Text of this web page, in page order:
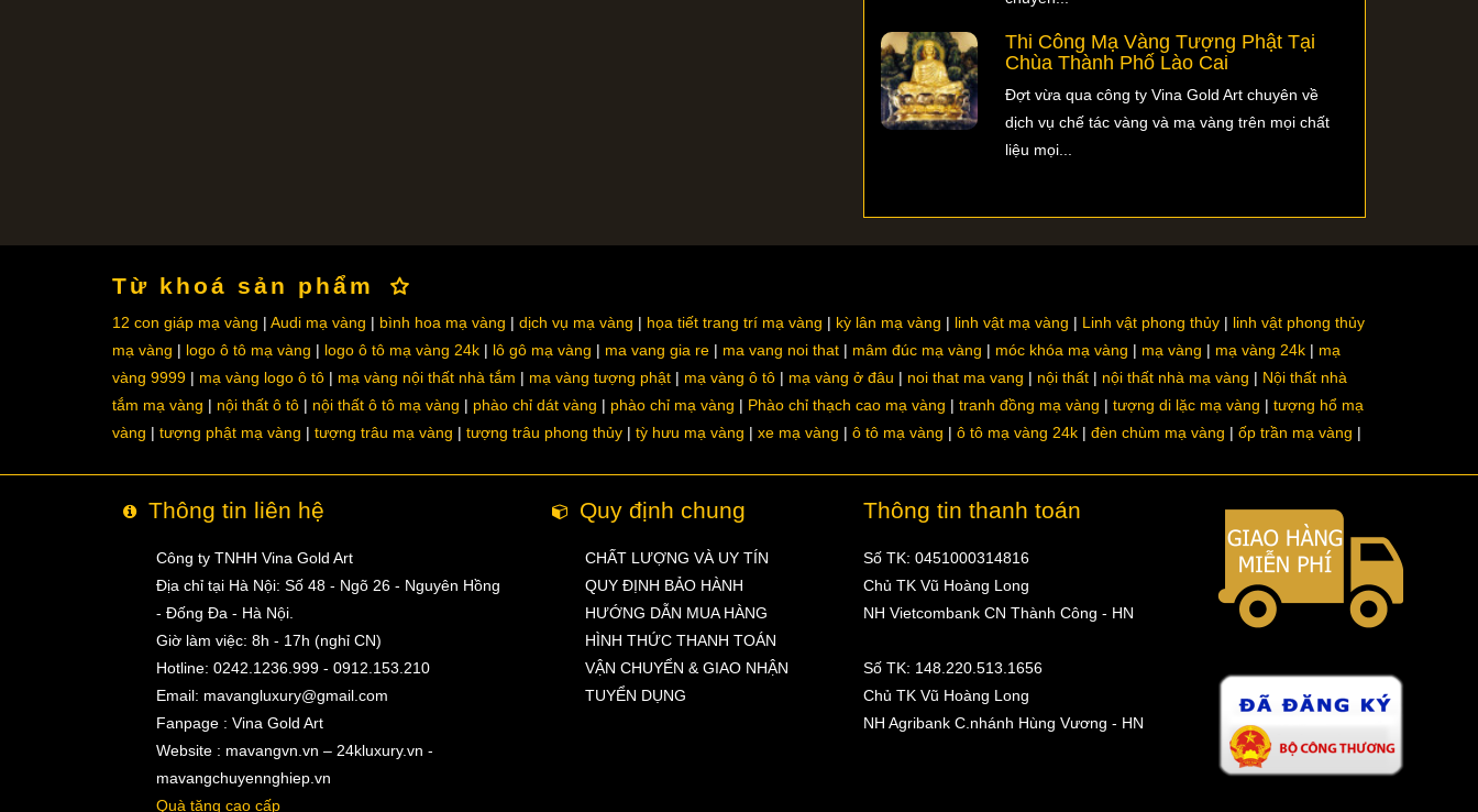
Thi Công Mạ Vàng Tượng Phật Tại
Chùa Thành Phố Lào Cai
Đợt vừa qua công ty Vina Gold Art chuyên về
dịch vụ chế tác vàng và mạ vàng trên mọi chất
liệu mọi...
Từ khoá sản phẩm
12 con giáp mạ vàng Audi mạ vàng bình hoa mạ vàng dịch vụ mạ vàng họa tiết trang trí mạ vàng kỳ lân mạ vàng linh vật mạ vàng Linh vật phong thủy
linh vật phong thủy
mạ vàng
logo ô tô mạ vàng logo ô tô mạ vàng 24k lô gô mạ vàng ma vang gia re ma vang noi that mâm đúc mạ vàng móc khóa mạ vàng mạ vàng mạ vàng 24k
mạ
vàng 9999
mạ vàng logo ô tô mạ vàng nội thất nhà tắm mạ vàng tượng phật mạ vàng ô tô mạ vàng ở đâu noi that ma vang nội thất nội thất nhà mạ vàng
Nội thất nhà
tắm mạ vàng
nội thất ô tô nội thất ô tô mạ vàng phào chỉ dát vàng phào chỉ mạ vàng Phào chỉ thạch cao mạ vàng tranh đồng mạ vàng tượng di lặc mạ vàng
tượng hổ mạ
vàng
tượng phật mạ vàng tượng trâu mạ vàng tượng trâu phong thủy tỳ hưu mạ vàng xe mạ vàng ô tô mạ vàng ô tô mạ vàng 24k đèn chùm mạ vàng ốp trần mạ vàng
Thông tin liên hệ
Công ty TNHH Vina Gold Art
Địa chỉ tại Hà Nội: Số 48 - Ngõ 26 - Nguyên Hồng
- Đống Đa - Hà Nội.
Giờ làm việc: 8h - 17h (nghỉ CN)
Hotline: 0242.1236.999 - 0912.153.210
Email: mavangluxury@gmail.com
Fanpage : Vina Gold Art
Website : mavangvn.vn – 24kluxury.vn -
mavangchuyennghiep.vn
Quà tặng cao cấp
Quy định chung
CHẤT LƯỢNG VÀ UY TÍN
QUY ĐỊNH BẢO HÀNH
HƯỚNG DẪN MUA HÀNG
HÌNH THỨC THANH TOÁN
VẬN CHUYỂN & GIAO NHẬN
TUYỂN DỤNG
Thông tin thanh toán
Số TK: 0451000314816
Chủ TK Vũ Hoàng Long
NH Vietcombank CN Thành Công - HN
Số TK: 148.220.513.1656
Chủ TK Vũ Hoàng Long
NH Agribank C.nhánh Hùng Vương - HN